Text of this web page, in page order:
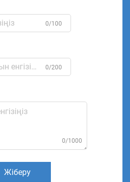
0/100
0/200
0/1000
Жіберу